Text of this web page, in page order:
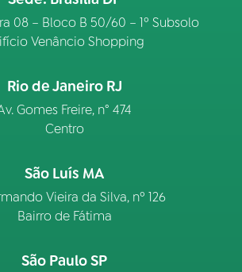
08 – Bloco B 50/60 – 1º Subsolo
Venâncio Shopping
Rio de Janeiro RJ
Gomes Freire, n° 474
Centro
São Luís MA
Vieira da Silva, nº 126
Bairro de Fátima
São Paulo SP